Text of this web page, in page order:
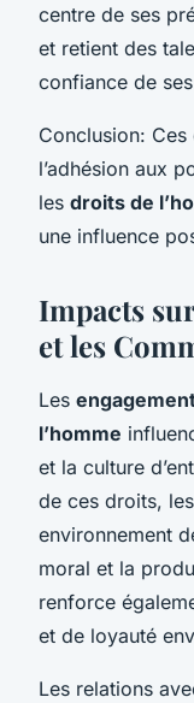
centre de ses
et retient des
confiance de
Conclusion:
l’adhésion aux
les droits de
une influence
Impacts
et les
Les
l’homme
et la culture
de ces droits,
environnement
moral et la
renforce
et de loyauté
Les relations